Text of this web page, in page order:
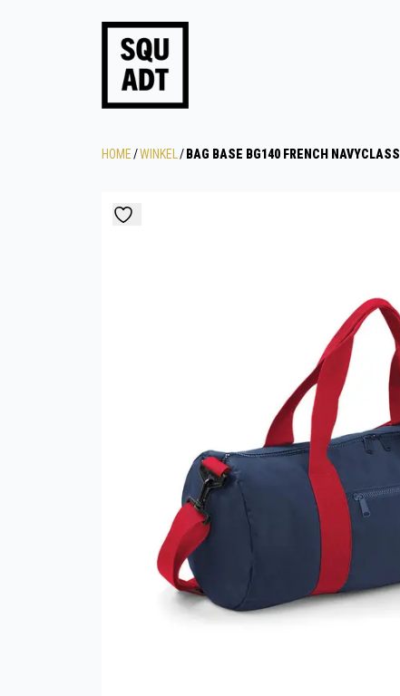
HOME/WINKEL / BAG BASE BG140 FRENCH